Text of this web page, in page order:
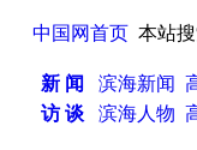
中国网首页 本站
新 闻 滨海新闻
访 谈
滨海人物